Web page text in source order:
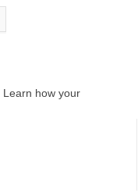
Learn how your